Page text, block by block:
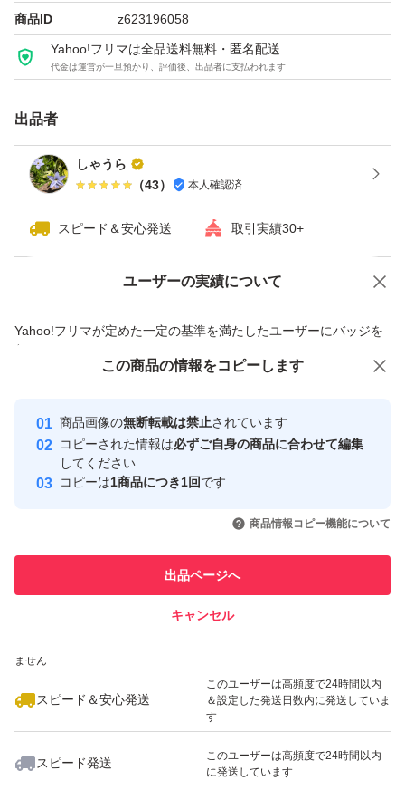
商品ID z623196058
Yahoo!フリマは全品送料無料・匿名配送
代金は運営が一旦預かり、評価後、出品者に支払われます
出品者
しゃうら
（43） 本人確認済
スピード＆安心発送 取引実績30+
ユーザーの実績について
Yahoo!フリマが定めた一定の基準を満たしたユーザーにバッジを
付与しています
安心取引出品者
心・安全なユーザーです
取引実績
引を完了させた実績があります
での取引実績があります
ません
スピード＆安心発送
このユーザーは高頻度で24時間以内
＆設定した発送日数内に発送していま
す
スピード発送
このユーザーは高頻度で24時間以内
に発送しています
価格の相談 商品への質問
この商品の情報をコピーします
商品画像の無断転載は禁止されています
コピーされた情報は必ずご自身の商品に合わせて編集
してください
コピーは1商品につき1回です
商品情報コピー機能について
出品ページへ
キャンセル
この商品をみている人にオススメ
いいね！
13,800